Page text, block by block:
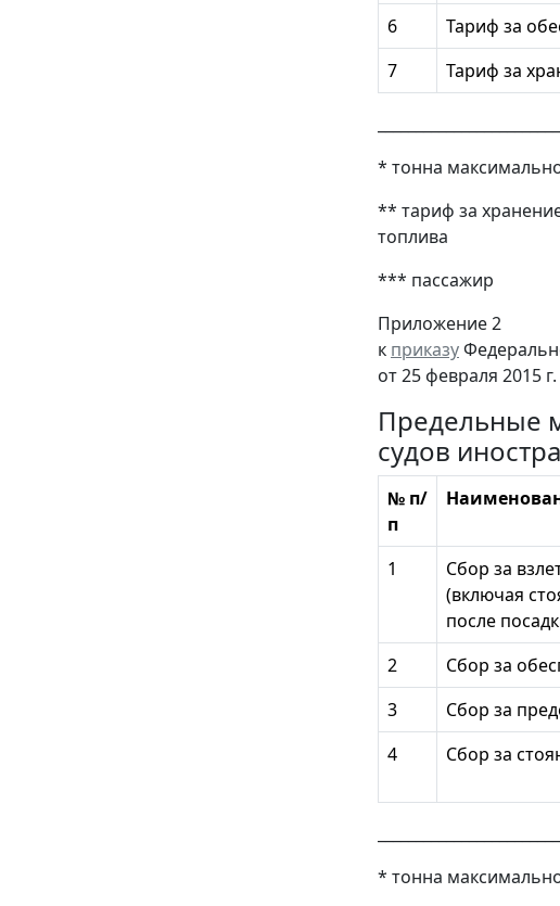
6
Тариф за
7
Тариф за
* тонна
** тариф за
топлива
*** пассажир
Приложение 2
к приказу
от 25 февраля 2015
Предельные
судов
№ п/
п
1
Сбор за
(включая
после
2 Сбор за
3
Сбор за
4
Сбор за
* тонна